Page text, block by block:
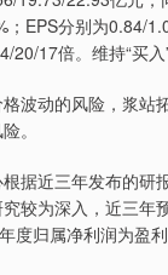
EPS分别为0.84/
17倍。维持“买入”
动的风险，浆站
。
近三年发布的研
较为深入，近三年
度归属净利润为盈